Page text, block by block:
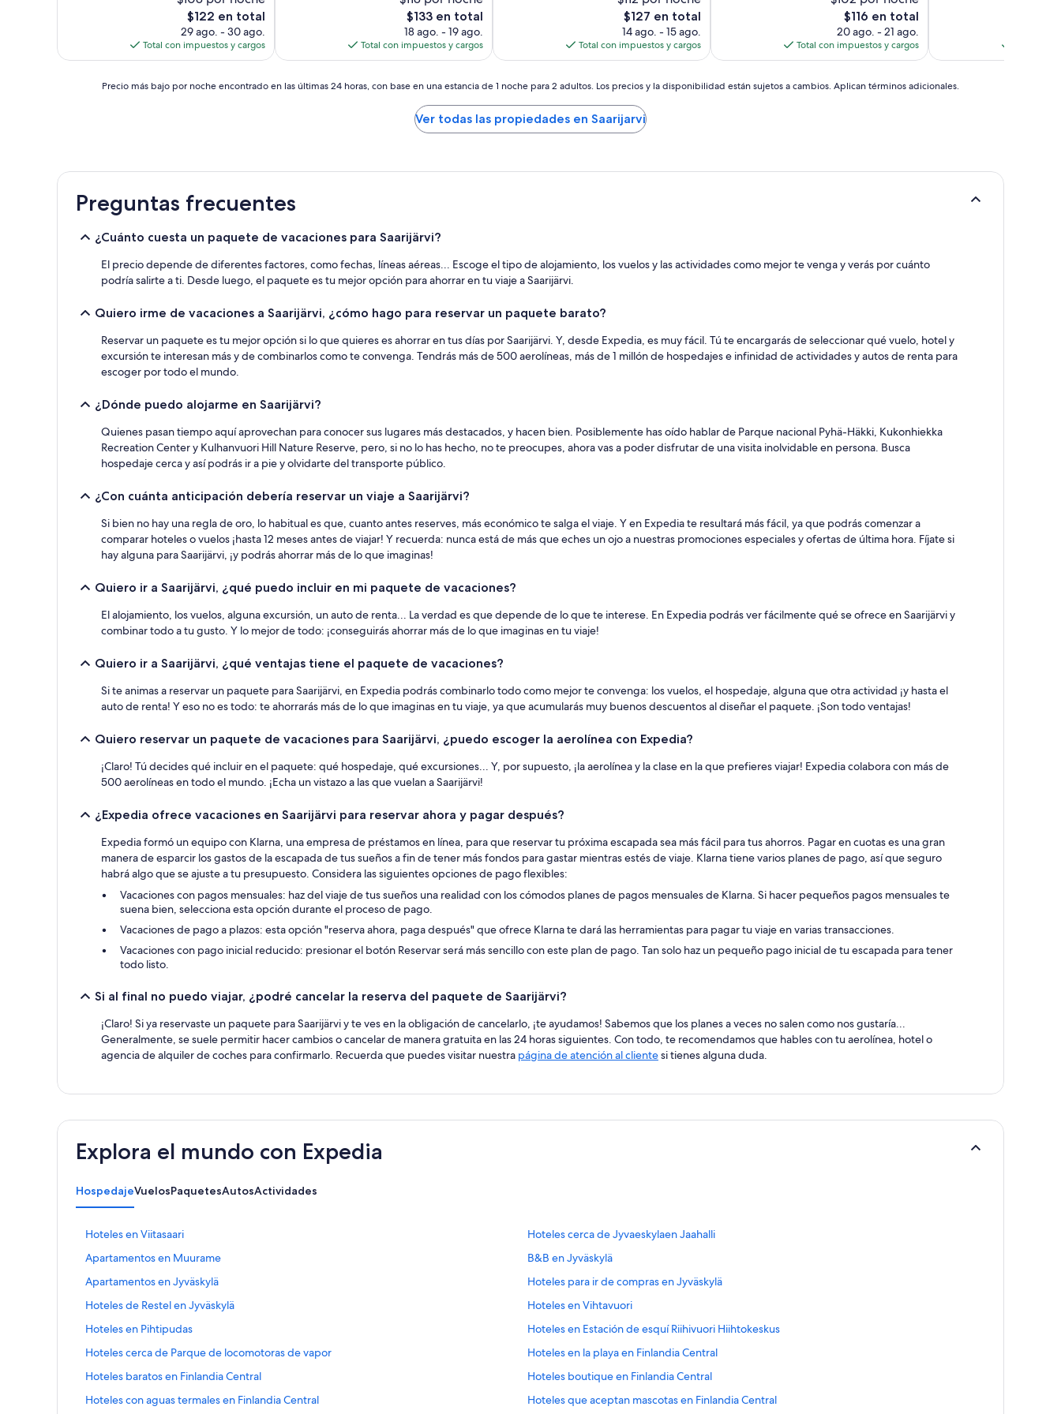
El
precio
actual
es
$122
$122 en total
29 ago. - 30 ago.
Total con impuestos y cargos
El
precio
actual
es
$133
$133 en total
18 ago. - 19 ago.
Total con impuestos y cargos
El
precio
actual
es
$127
$127 en total
14 ago. - 15 ago.
Total con impuestos y cargos
El
precio
actual
es
$116
$116 en total
20 ago. - 21 ago.
Total con impuestos y cargos
en
las
últimas
disponibilidad
adicionales.
Precio más bajo por noche encontrado en las últimas 24 horas, con base en una estancia de 1 noche para 2 adultos. Los precios y la disponibilidad están sujetos a cambios. Aplican términos adicionales.
Ver todas las propiedades en Saarijarvi
Preguntas frecuentes
¿Cuánto cuesta un paquete de vacaciones para Saarijärvi?
El precio depende de diferentes factores, como fechas, líneas aéreas... Escoge el tipo de alojamiento, los vuelos y las actividades como mejor te venga y verás por cuánto
podría salirte a ti. Desde luego, el paquete es tu mejor opción para ahorrar en tu viaje a Saarijärvi.
Quiero irme de vacaciones a Saarijärvi, ¿cómo hago para reservar un paquete barato?
Reservar un paquete es tu mejor opción si lo que quieres es ahorrar en tus días por Saarijärvi. Y, desde Expedia, es muy fácil. Tú te encargarás de seleccionar qué vuelo, hotel y
excursión te interesan más y de combinarlos como te convenga. Tendrás más de 500 aerolíneas, más de 1 millón de hospedajes e infinidad de actividades y autos de renta para
escoger por todo el mundo.
¿Dónde puedo alojarme en Saarijärvi?
Quienes pasan tiempo aquí aprovechan para conocer sus lugares más destacados, y hacen bien. Posiblemente has oído hablar de Parque nacional Pyhä-Häkki, Kukonhiekka
Recreation Center y Kulhanvuori Hill Nature Reserve, pero, si no lo has hecho, no te preocupes, ahora vas a poder disfrutar de una visita inolvidable en persona. Busca
hospedaje cerca y así podrás ir a pie y olvidarte del transporte público.
¿Con cuánta anticipación debería reservar un viaje a Saarijärvi?
Si bien no hay una regla de oro, lo habitual es que, cuanto antes reserves, más económico te salga el viaje. Y en Expedia te resultará más fácil, ya que podrás comenzar a
comparar hoteles o vuelos ¡hasta 12 meses antes de viajar! Y recuerda: nunca está de más que eches un ojo a nuestras promociones especiales y ofertas de última hora. Fíjate si
hay alguna para Saarijärvi, ¡y podrás ahorrar más de lo que imaginas!
Quiero ir a Saarijärvi, ¿qué puedo incluir en mi paquete de vacaciones?
El alojamiento, los vuelos, alguna excursión, un auto de renta... La verdad es que depende de lo que te interese. En Expedia podrás ver fácilmente qué se ofrece en Saarijärvi y
combinar todo a tu gusto. Y lo mejor de todo: ¡conseguirás ahorrar más de lo que imaginas en tu viaje!
Quiero ir a Saarijärvi, ¿qué ventajas tiene el paquete de vacaciones?
Si te animas a reservar un paquete para Saarijärvi, en Expedia podrás combinarlo todo como mejor te convenga: los vuelos, el hospedaje, alguna que otra actividad ¡y hasta el
auto de renta! Y eso no es todo: te ahorrarás más de lo que imaginas en tu viaje, ya que acumularás muy buenos descuentos al diseñar el paquete. ¡Son todo ventajas!
Quiero reservar un paquete de vacaciones para Saarijärvi, ¿puedo escoger la aerolínea con Expedia?
¡Claro! Tú decides qué incluir en el paquete: qué hospedaje, qué excursiones... Y, por supuesto, ¡la aerolínea y la clase en la que prefieres viajar! Expedia colabora con más de
500 aerolíneas en todo el mundo. ¡Echa un vistazo a las que vuelan a Saarijärvi!
¿Expedia ofrece vacaciones en Saarijärvi para reservar ahora y pagar después?
Expedia formó un equipo con Klarna, una empresa de préstamos en línea, para que reservar tu próxima escapada sea más fácil para tus ahorros. Pagar en cuotas es una gran
manera de esparcir los gastos de la escapada de tus sueños a fin de tener más fondos para gastar mientras estés de viaje. Klarna tiene varios planes de pago, así que seguro
habrá algo que se ajuste a tu presupuesto. Considera las siguientes opciones de pago flexibles:
Vacaciones con pagos mensuales: haz del viaje de tus sueños una realidad con los cómodos planes de pagos mensuales de Klarna. Si hacer pequeños pagos mensuales te
suena bien, selecciona esta opción durante el proceso de pago.
Vacaciones de pago a plazos: esta opción "reserva ahora, paga después" que ofrece Klarna te dará las herramientas para pagar tu viaje en varias transacciones.
Vacaciones con pago inicial reducido: presionar el botón Reservar será más sencillo con este plan de pago. Tan solo haz un pequeño pago inicial de tu escapada para tener
todo listo.
Si al final no puedo viajar, ¿podré cancelar la reserva del paquete de Saarijärvi?
¡Claro! Si ya reservaste un paquete para Saarijärvi y te ves en la obligación de cancelarlo, ¡te ayudamos! Sabemos que los planes a veces no salen como nos gustaría...
Generalmente, se suele permitir hacer cambios o cancelar de manera gratuita en las 24 horas siguientes. Con todo, te recomendamos que hables con tu aerolínea, hotel o
agencia de alquiler de coches para confirmarlo. Recuerda que puedes visitar nuestra página de atención al clientesi tienes alguna duda.
Explora el mundo con Expedia
HospedajeVuelosPaquetesAutosActividades
Hoteles en Viitasaari
E
l
a
c
e
a
r
a
a
r
Hoteles cerca de Jyvaeskylaen Jaahalli
E
l
a
c
e
a
r
a
a
r
Apartamentos en Muurame
E
l
a
c
e
a
r
a
a
B&B en Jyväskylä
E
l
a
c
e
a
r
a
a
Apartamentos en Jyväskylä
E
l
a
c
e
a
r
a
Hoteles para ir de compras en Jyväskylä
E
l
a
c
e
a
r
a
Hoteles de Restel en Jyväskylä
E
l
a
c
e
a
Hoteles en Vihtavuori
E
l
a
c
e
a
Hoteles en Pihtipudas
E
l
a
c
e
Hoteles en Estación de esquí Riihivuori Hiihtokeskus
E
l
a
c
e
Hoteles cerca de Parque de locomotoras de vapor
E
l
a
c
Hoteles en la playa en Finlandia Central
E
l
a
c
Hoteles baratos en Finlandia Central
E
l
Hoteles boutique en Finlandia Central
E
l
Hoteles con aguas termales en Finlandia Central
E
Hoteles que aceptan mascotas en Finlandia Central
E